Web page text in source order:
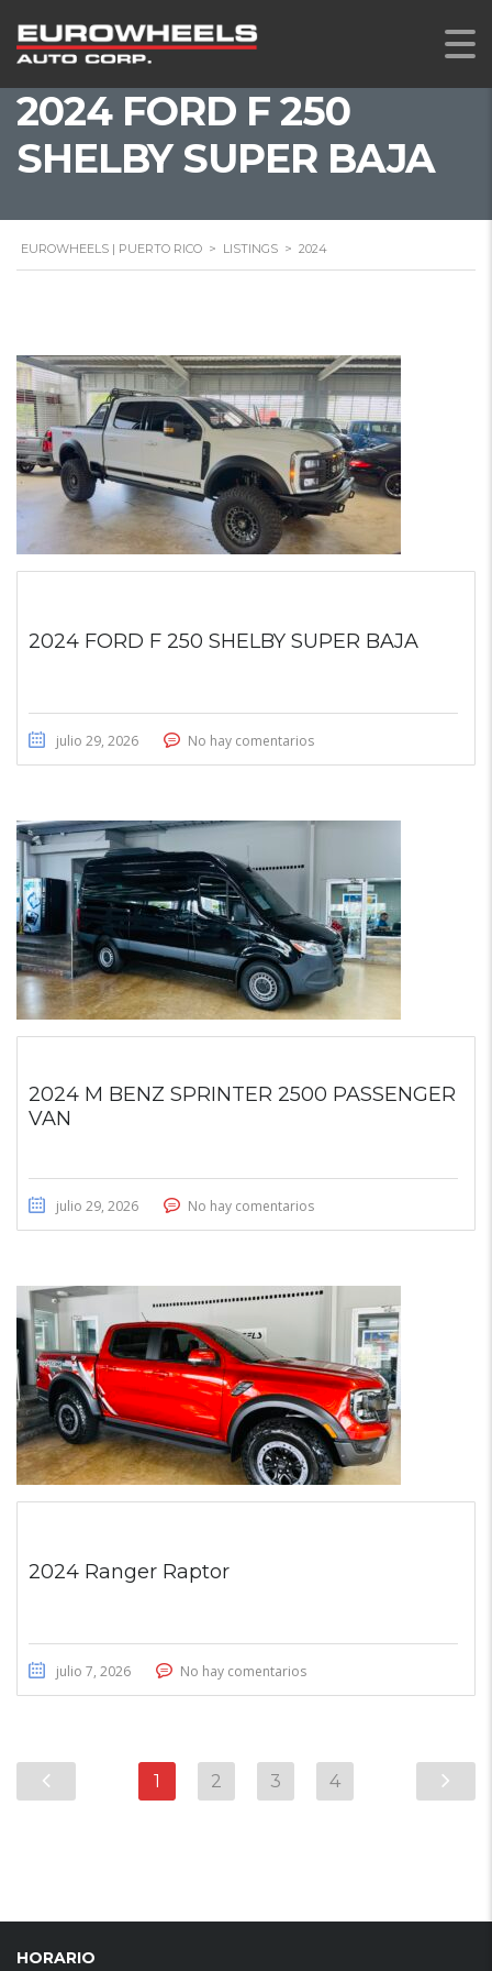
2024 FORD F 250
SHELBY SUPER BAJA
EUROWHEELS | PUERTO RICO > LISTINGS > 2024
2024 FORD F 250 SHELBY SUPER BAJA
julio 29, 2026 No hay comentarios
2024 M BENZ SPRINTER 2500 PASSENGER
VAN
julio 29, 2026 No hay comentarios
2024 Ranger Raptor
julio 7, 2026 No hay comentarios
1 2 3 4
HORARIO